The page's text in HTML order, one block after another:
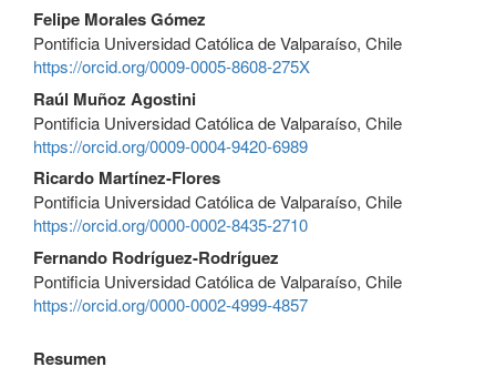
Felipe Morales Gómez
Pontificia Universidad Católica de Valparaíso, Chile
https://orcid.org/0009-0005-8608-275X
Raúl Muñoz Agostini
Pontificia Universidad Católica de Valparaíso, Chile
https://orcid.org/0009-0004-9420-6989
Ricardo Martínez-Flores
Pontificia Universidad Católica de Valparaíso, Chile
https://orcid.org/0000-0002-8435-2710
Fernando Rodríguez-Rodríguez
Pontificia Universidad Católica de Valparaíso, Chile
https://orcid.org/0000-0002-4999-4857
Resumen